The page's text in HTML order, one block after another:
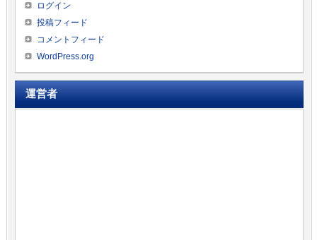
ログイン
投稿フィード
コメントフィード
WordPress.org
運営者